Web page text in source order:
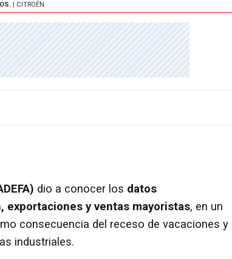
| CITROËN
dio a conocer los datos
exportaciones y ventas mayoristas, en un
consecuencia del receso de vacaciones y
industriales.